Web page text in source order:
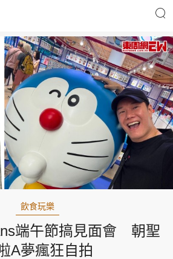
時事財經
優享生活
會員活動
東周專欄
飲食玩樂
端午節搞見面會 朝聖
A夢瘋狂自拍